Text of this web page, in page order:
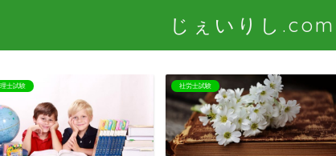
じぇいりし.com
士試験 社労士試験